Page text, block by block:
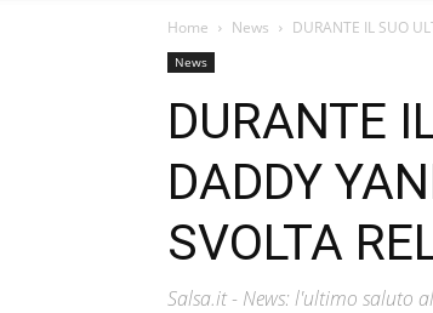
Home News DURANTE IL SUO
News
DURANTE
DADDY
SVOLTA
Salsa.it - News: l'ultimo saluto